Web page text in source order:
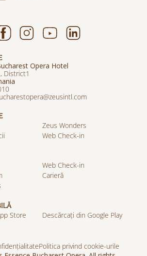
Opera Hotel
District1
Zeus Wonders
Web Check-in
Web Check-in
Carieră
Store Descărcați din Google Play
Politica privind cookie-urile